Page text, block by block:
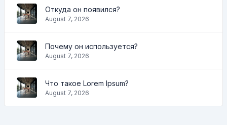
Откуда он появился?
August 7, 2026
Почему он используется?
August 7, 2026
Что такое Lorem Ipsum?
August 7, 2026